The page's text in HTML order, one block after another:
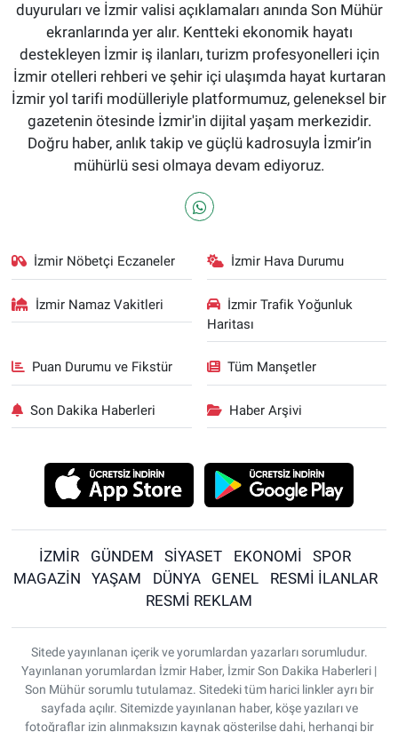
duyuruları ve İzmir valisi açıklamaları anında Son Mühür
ekranlarında yer alır. Kentteki ekonomik hayatı
destekleyen İzmir iş ilanları, turizm profesyonelleri için
İzmir otelleri rehberi ve şehir içi ulaşımda hayat kurtaran
İzmir yol tarifi modülleriyle platformumuz, geleneksel bir
gazetenin ötesinde İzmir'in dijital yaşam merkezidir.
Doğru haber, anlık takip ve güçlü kadrosuyla İzmir’in
mühürlü sesi olmaya devam ediyoruz.
İzmir Nöbetçi Eczaneler İzmir Hava Durumu
İzmir Namaz Vakitleri
İzmir Trafik Yoğunluk
Haritası
Puan Durumu ve Fikstür Tüm Manşetler
Son Dakika Haberleri Haber Arşivi
İZMİR GÜNDEM SİYASET EKONOMİ
SPOR
MAGAZİN
YAŞAM DÜNYA GENEL
RESMİ İLANLAR
RESMİ REKLAM
Sitede yayınlanan içerik ve yorumlardan yazarları sorumludur.
Yayınlanan yorumlardan İzmir Haber, İzmir Son Dakika Haberleri |
Son Mühür sorumlu tutulamaz. Sitedeki tüm harici linkler ayrı bir
sayfada açılır. Sitemizde yayınlanan haber, köşe yazıları ve
fotoğraflar izin alınmaksızın kaynak gösterilse dahi, herhangi bir